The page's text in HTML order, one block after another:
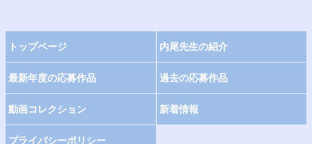
トップページ 内尾先生の紹介
最新年度の応募作品 過去の応募作品
動画コレクション 新着情報
プライバシーポリシー